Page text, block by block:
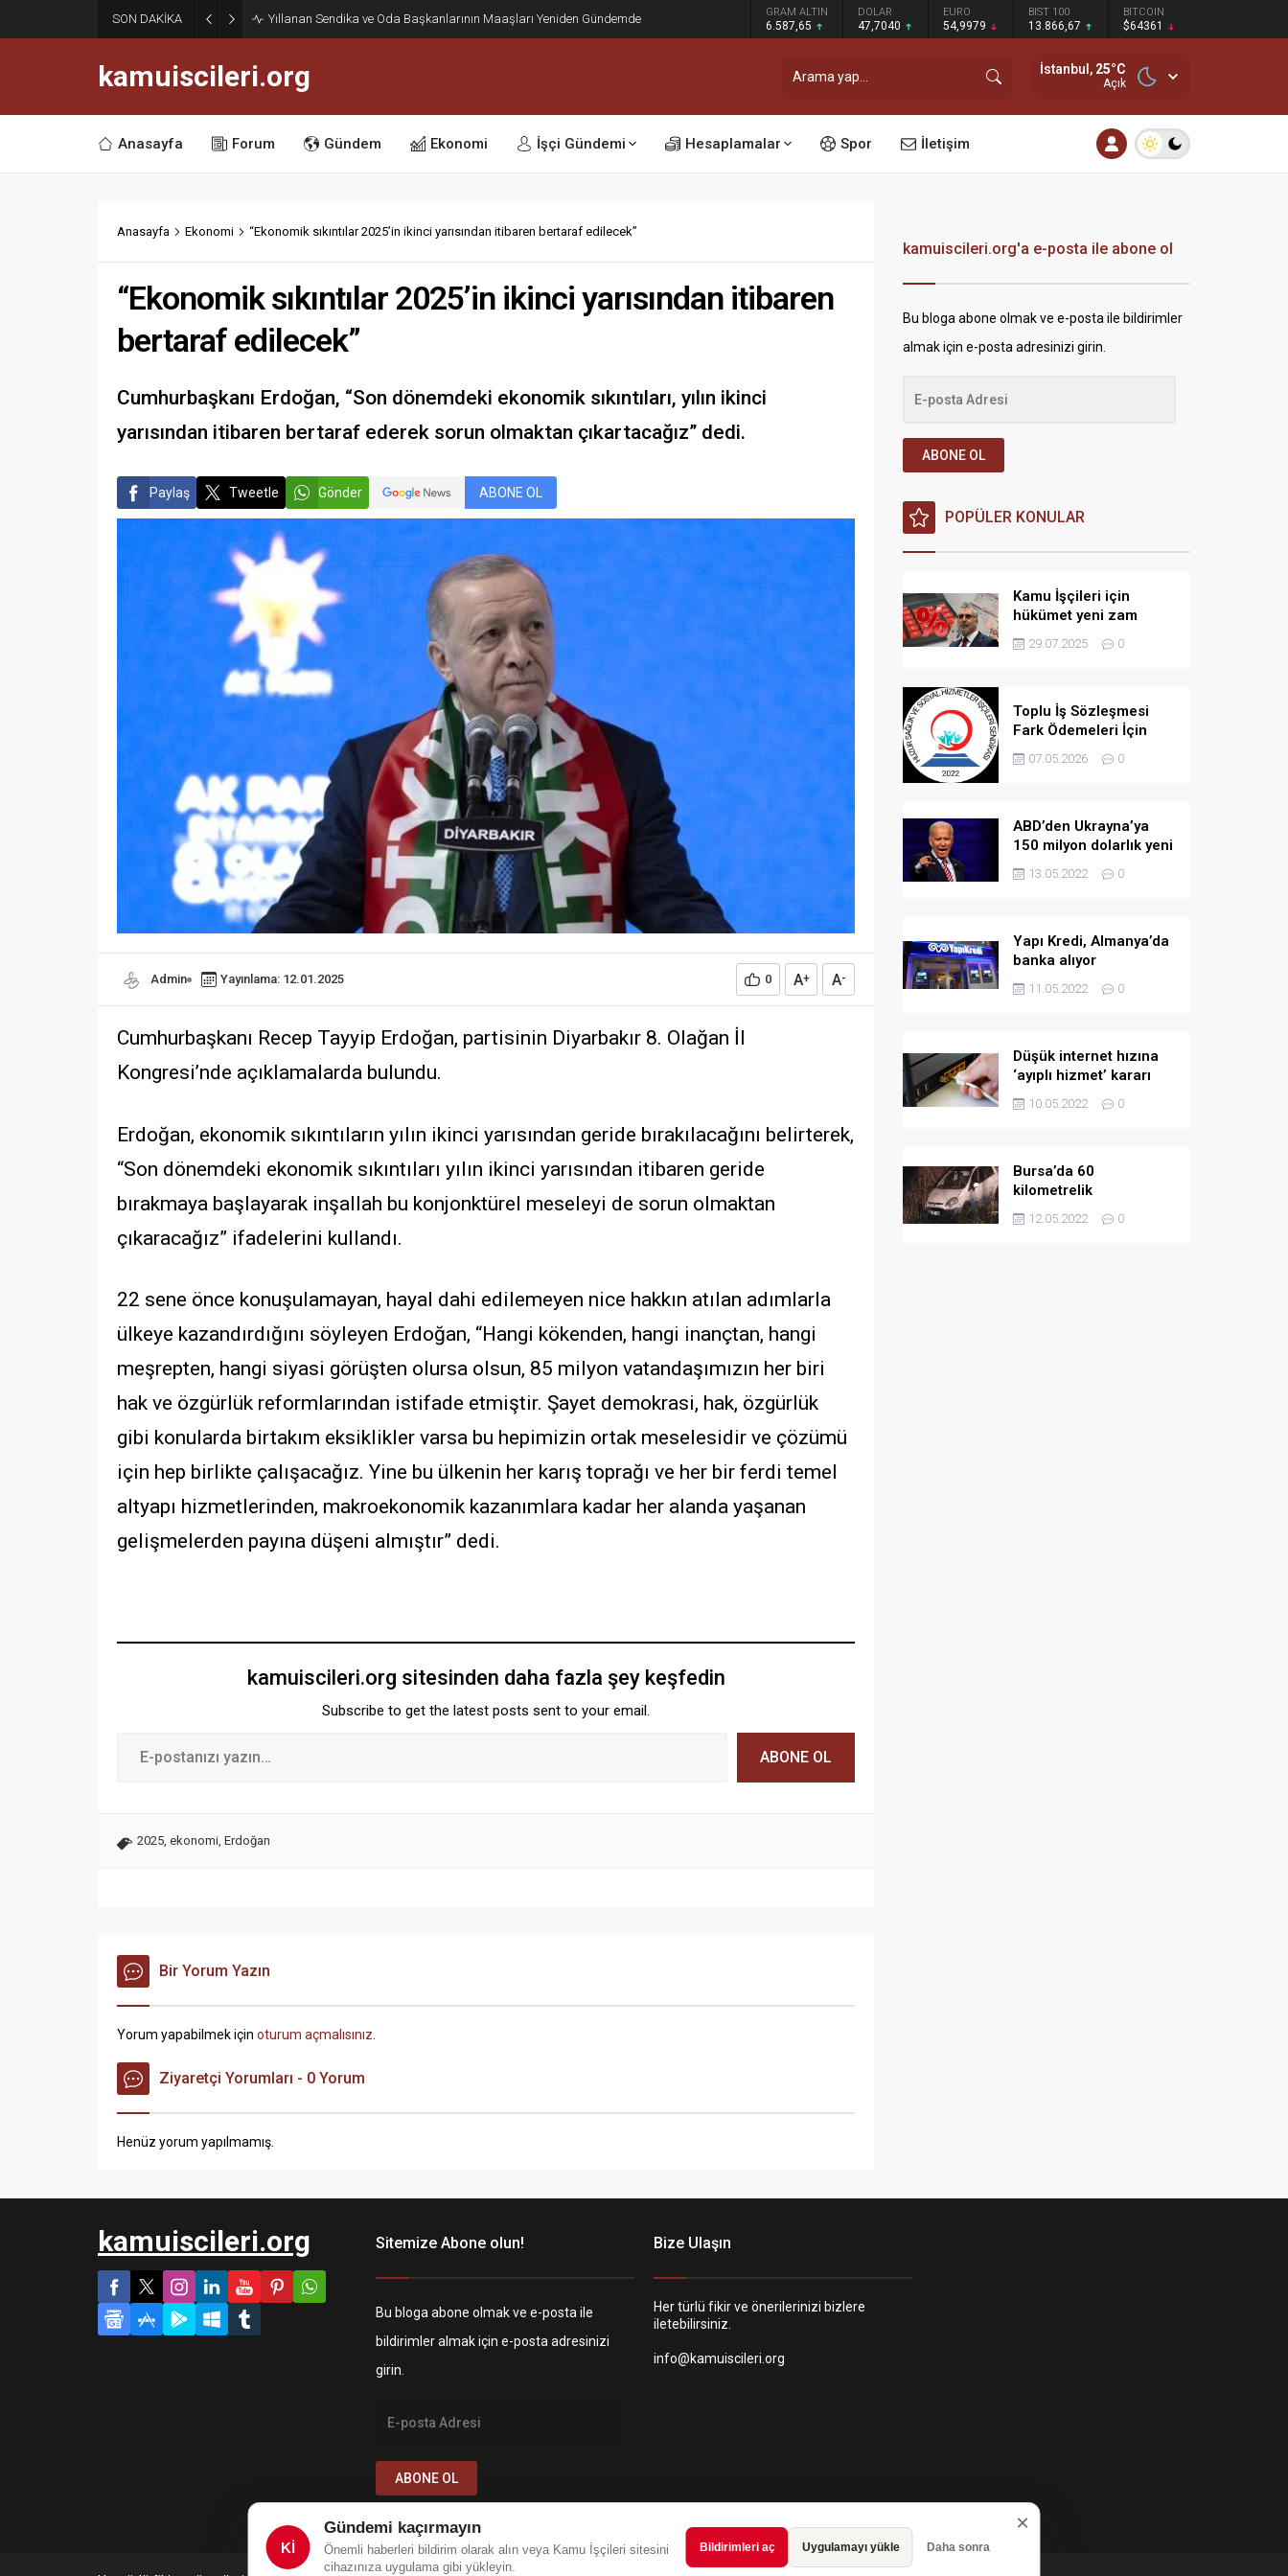
SON DAKİKA
Haziran Enflasyonu Açıklandı: Ocak ve Temmuz Zam Dönemi Olan Kamu
İşçilerine Yüzde 13,76 Zam Kesinleşti
GRAM ALTIN
6.587,65
DOLAR
47,7040
EURO
54,9979
BIST 100
13.866,67
BITCOIN
$64361
kamuiscileri.org İstanbul, 25°C
Açık
Anasayfa Forum Gündem Ekonomi İşçi Gündemi Hesaplamalar Spor İletişim
Anasayfa Ekonomi “Ekonomik sıkıntılar 2025’in ikinci yarısından itibaren bertaraf edilecek”
“Ekonomik sıkıntılar 2025’in ikinci yarısından itibaren
bertaraf edilecek”
Cumhurbaşkanı Erdoğan, “Son dönemdeki ekonomik sıkıntıları, yılın ikinci
yarısından itibaren bertaraf ederek sorun olmaktan çıkartacağız” dedi.
Paylaş Tweetle Gönder ABONE OL
Admin Yayınlama: 12.01.2025 0 A+ A-
Cumhurbaşkanı Recep Tayyip Erdoğan, partisinin Diyarbakır 8. Olağan İl
Kongresi’nde açıklamalarda bulundu.
Erdoğan, ekonomik sıkıntıların yılın ikinci yarısından geride bırakılacağını belirterek,
“Son dönemdeki ekonomik sıkıntıları yılın ikinci yarısından itibaren geride
bırakmaya başlayarak inşallah bu konjonktürel meseleyi de sorun olmaktan
çıkaracağız” ifadelerini kullandı.
22 sene önce konuşulamayan, hayal dahi edilemeyen nice hakkın atılan adımlarla
ülkeye kazandırdığını söyleyen Erdoğan, “Hangi kökenden, hangi inançtan, hangi
meşrepten, hangi siyasi görüşten olursa olsun, 85 milyon vatandaşımızın her biri
hak ve özgürlük reformlarından istifade etmiştir. Şayet demokrasi, hak, özgürlük
gibi konularda birtakım eksiklikler varsa bu hepimizin ortak meselesidir ve çözümü
için hep birlikte çalışacağız. Yine bu ülkenin her karış toprağı ve her bir ferdi temel
altyapı hizmetlerinden, makroekonomik kazanımlara kadar her alanda yaşanan
gelişmelerden payına düşeni almıştır” dedi.
kamuiscileri.org sitesinden daha fazla şey keşfedin
Subscribe to get the latest posts sent to your email.
ABONE OL
2025 ekonomi Erdoğan
Bir Yorum Yazın
Yorum yapabilmek için oturum açmalısınız
Ziyaretçi Yorumları - 0 Yorum
Henüz yorum yapılmamış.
kamuiscileri.org'a e-posta ile abone ol
Bu bloga abone olmak ve e-posta ile bildirimler
almak için e-posta adresinizi girin.
ABONE OL
POPÜLER KONULAR
Kamu İşçileri için
hükümet yeni zam
teklifi verdi iddiası!
29.07.2025 0
Toplu İş Sözleşmesi
Fark Ödemeleri İçin
Açılan Davada Yeni
Gelişme: Bilirkişi
07.05.2026 0
ABD’den Ukrayna’ya
150 milyon dolarlık yeni
askeri yardım
13.05.2022 0
Yapı Kredi, Almanya’da
banka alıyor
11.05.2022 0
Düşük internet hızına
‘ayıplı hizmet’ kararı
10.05.2022 0
Bursa’da 60
kilometrelik
kovalamaca!
12.05.2022 0
kamuiscileri.org Sitemize Abone olun!
Bu bloga abone olmak ve e-posta ile
bildirimler almak için e-posta adresinizi
girin.
ABONE OL
Bize Ulaşın
Her türlü fikir ve önerilerinizi bizlere
iletebilirsiniz.
info@kamuiscileri.org
×
Kİ
Gündemi kaçırmayın
Önemli haberleri bildirim olarak alın veya Kamu İşçileri sitesini
cihazınıza uygulama gibi yükleyin.
Bildirimleri aç Uygulamayı yükle Daha sonra